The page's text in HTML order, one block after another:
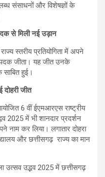
संसाधनों और विशेषज्ञों के
से मिली नई उड़ान
स्तरीय प्रतियोगिता में अपने
जीता। यह जीत उनके
हुई।
जीत
6 वीं ईएमआरएस राष्ट्रीय
2025 में भी शानदार प्रदर्शन
नाम कर लिया। लगातार दोहरा
और छत्तीसगढ़ राज्य का मान